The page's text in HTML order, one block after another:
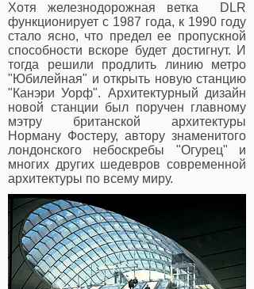
Хотя железнодорожная ветка DLR
функционирует с 1987 года, к 1990 году
стало ясно, что предел ее пропускной
способности вскоре будет достигнут. И
тогда решили продлить линию метро
"Юбилейная" и открыть новую станцию
"Канэри Уорф". Архитектурный дизайн
новой станции был поручен главному
мэтру британской архитектуры
Норману Фостеру, автору знаменитого
лондонского небоскребы "Огурец" и
многих других шедевров современной
архитектуры по всему миру.